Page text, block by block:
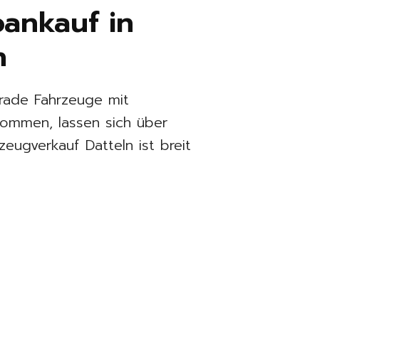
in
Fahrzeuge mit
lassen sich über
Datteln ist breit